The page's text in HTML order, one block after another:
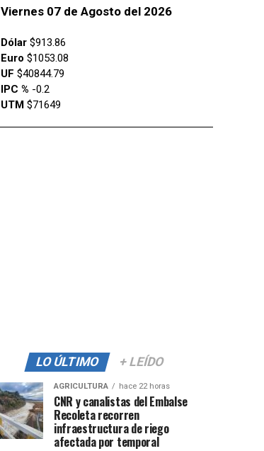
Viernes 07 de Agosto del 2026
Dólar $913.86
Euro $1053.08
UF $40844.79
IPC % -0.2
UTM $71649
LO ÚLTIMO + LEÍDO
AGRICULTURA hace 22 horas
CNR y canalistas del Embalse
Recoleta recorren
infraestructura de riego
afectada por temporal